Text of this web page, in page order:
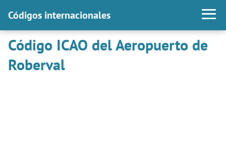
Códigos internacionales
Código ICAO del Aeropuerto de
Roberval